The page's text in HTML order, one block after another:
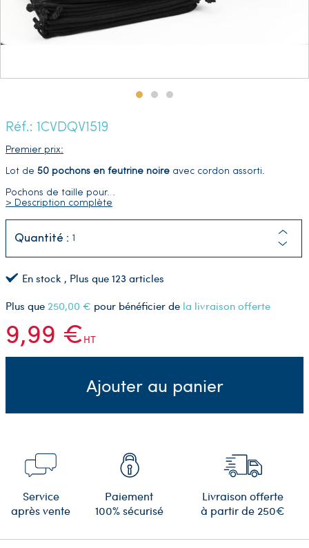
Réf.: 1CVDQV1519
Premier prix:
Lot de 50 pochons en feutrine noire avec cordon assorti.
Pochons de taille pour…
> Description complète
Quantité :
En stock , Plus que 123 articles
Plus que 250,00 € pour bénéficier de la livraison offerte
9,99 €HT
Ajouter au panier
Service
après vente
Paiement
100% sécurisé
Livraison offerte
à partir de 250€